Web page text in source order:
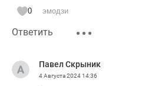
0 эмодзи
Ответить
Павел Скрыник
4 Августа 202414:36